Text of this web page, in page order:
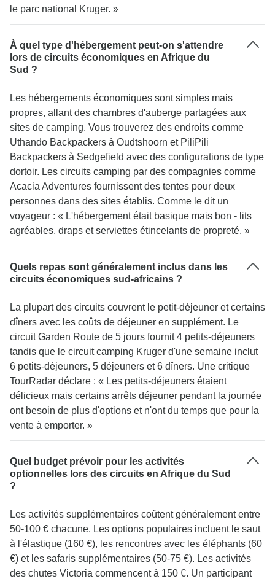
le parc national Kruger. »
À quel type d'hébergement peut-on s'attendre
lors de circuits économiques en Afrique du
Sud ?
Les hébergements économiques sont simples mais
propres, allant des chambres d'auberge partagées aux
sites de camping. Vous trouverez des endroits comme
Uthando Backpackers à Oudtshoorn et PiliPili
Backpackers à Sedgefield avec des configurations de type
dortoir. Les circuits camping par des compagnies comme
Acacia Adventures fournissent des tentes pour deux
personnes dans des sites établis. Comme le dit un
voyageur : « L'hébergement était basique mais bon - lits
agréables, draps et serviettes étincelants de propreté. »
Quels repas sont généralement inclus dans les
circuits économiques sud-africains ?
La plupart des circuits couvrent le petit-déjeuner et certains
dîners avec les coûts de déjeuner en supplément. Le
circuit Garden Route de 5 jours fournit 4 petits-déjeuners
tandis que le circuit camping Kruger d'une semaine inclut
6 petits-déjeuners, 5 déjeuners et 6 dîners. Une critique
TourRadar déclare : « Les petits-déjeuners étaient
délicieux mais certains arrêts déjeuner pendant la journée
ont besoin de plus d'options et n'ont du temps que pour la
vente à emporter. »
Quel budget prévoir pour les activités
optionnelles lors des circuits en Afrique du Sud
?
Les activités supplémentaires coûtent généralement entre
50-100 € chacune. Les options populaires incluent le saut
à l'élastique (160 €), les rencontres avec les éléphants (60
€) et les safaris supplémentaires (50-75 €). Les activités
des chutes Victoria commencent à 150 €. Un participant